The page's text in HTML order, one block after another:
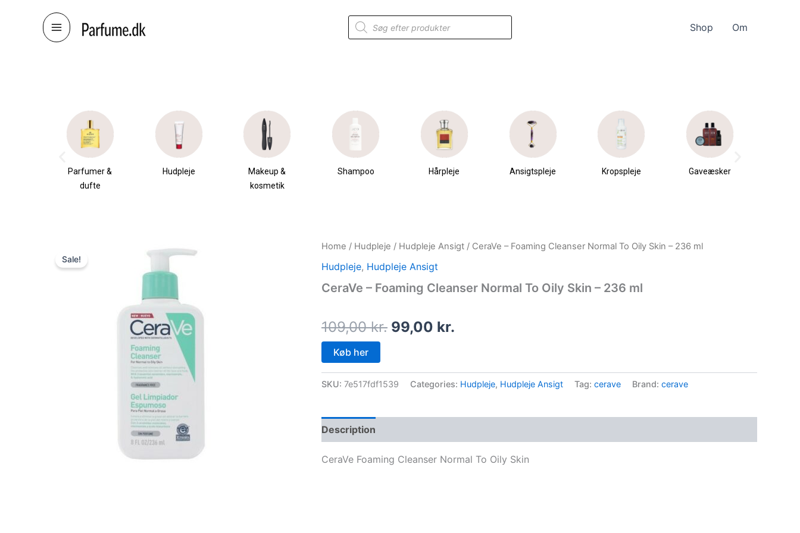
Products
search
Shop Om
Parfumer &
dufte
Hudpleje
Makeup &
kosmetik
Shampoo Hårpleje Ansigtspleje Kropspleje Gaveæsker
Sale!
Home / Hudpleje / Hudpleje Ansigt / CeraVe – Foaming Cleanser Normal To Oily Skin – 236 ml
Hudpleje, Hudpleje Ansigt
CeraVe – Foaming Cleanser Normal To Oily Skin – 236 ml
109,00kr.
Original
price
was:
109,00 kr..
99,00 kr.
Current
is:
Køb her
SKU: 7e517fdf1539 Categories: Hudpleje, Hudpleje Ansigt Tag: cerave Brand: cerave
Description
CeraVe Foaming Cleanser Normal To Oily Skin